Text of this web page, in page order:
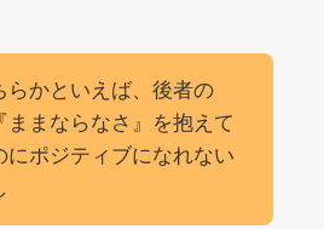
らかといえば、後者の
ままならなさ』を抱えて
にポジティブになれない